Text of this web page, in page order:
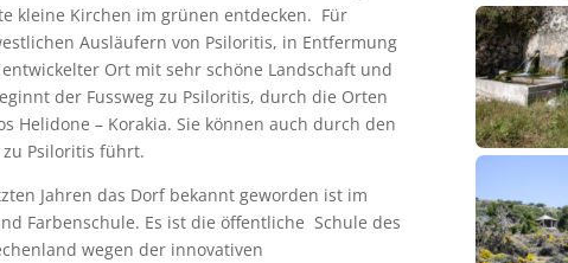
kleine Kirchen im grünen entdecken. Für
Ausläufern von Psiloritis, in Entfermung
Ort mit sehr schöne Landschaft und
der Fussweg zu Psiloritis, durch die Orten
Helidone – Korakia. Sie können auch durch den
zu Psiloritis führt.
Jahren das Dorf bekannt geworden ist im
Farbenschule. Es ist die öffentliche Schule des
wegen der innovativen